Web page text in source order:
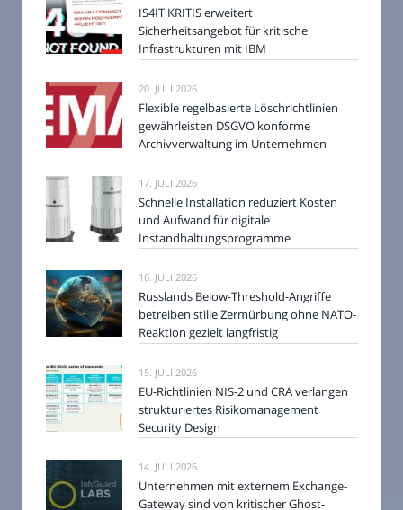
IS4IT KRITIS erweitert
Sicherheitsangebot für kritische
Infrastrukturen mit IBM
20. JULI 2026
Flexible regelbasierte Löschrichtlinien
gewährleisten DSGVO konforme
Archivverwaltung im Unternehmen
17. JULI 2026
Schnelle Installation reduziert Kosten
und Aufwand für digitale
Instandhaltungsprogramme
16. JULI 2026
Russlands Below-Threshold-Angriffe
betreiben stille Zermürbung ohne NATO-
Reaktion gezielt langfristig
15. JULI 2026
EU-Richtlinien NIS-2 und CRA verlangen
strukturiertes Risikomanagement
Security Design
14. JULI 2026
Unternehmen mit externem Exchange-
Gateway sind von kritischer Ghost-